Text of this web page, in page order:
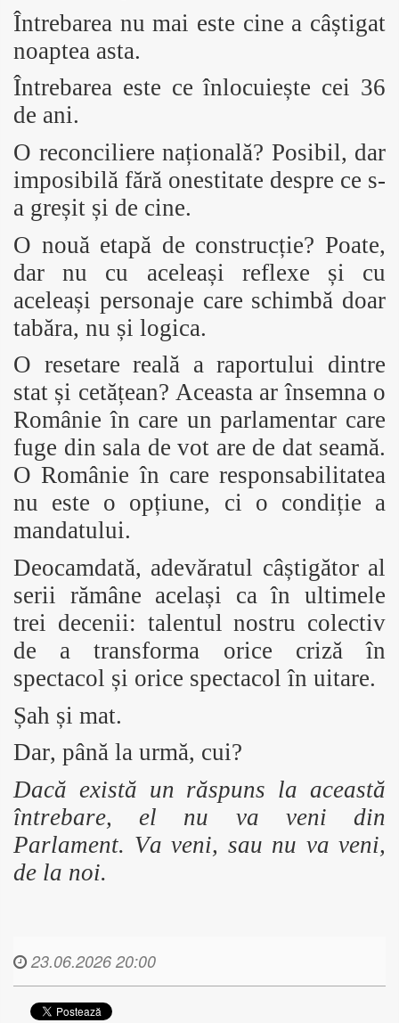
Întrebarea nu mai este cine a câștigat
noaptea asta.
Întrebarea este ce înlocuiește cei 36
de ani.
O reconciliere națională? Posibil, dar
imposibilă fără onestitate despre ce s-
a greșit și de cine.
O nouă etapă de construcție? Poate,
dar nu cu aceleași reflexe și cu
aceleași personaje care schimbă doar
tabăra, nu și logica.
O resetare reală a raportului dintre
stat și cetățean? Aceasta ar însemna o
Românie în care un parlamentar care
fuge din sala de vot are de dat seamă.
O Românie în care responsabilitatea
nu este o opțiune, ci o condiție a
mandatului.
Deocamdată, adevăratul câștigător al
serii rămâne același ca în ultimele
trei decenii: talentul nostru colectiv
de a transforma orice criză în
spectacol și orice spectacol în uitare.
Șah și mat.
Dar, până la urmă, cui?
Dacă există un răspuns la această
întrebare, el nu va veni din
Parlament. Va veni, sau nu va veni,
de la noi.
23.06.2026 20:00